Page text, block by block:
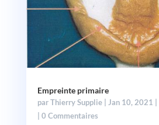
Empreinte primaire
parThierry Supplie| Jan 10, 2021
| 0 Commentaires